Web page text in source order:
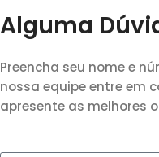
Alguma
Preencha seu nome e
nossa equipe entre em
apresente as melhores